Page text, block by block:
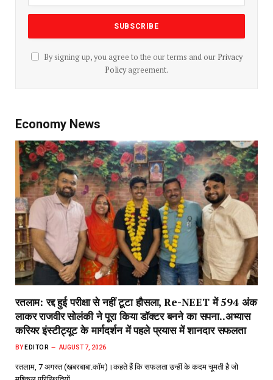
By signing up, you agree to the our terms and our Privacy
Policyagreement.
Economy News
रतलाम: रद्द हुई परीक्षा से नहीं टूटा हौसला, Re-NEET में 594 अंक
लाकर राजवीर सोलंकी ने पूरा किया डॉक्टर बनने का सपना..अभ्यास
करियर इंस्टीट्यूट के मार्गदर्शन में पहले प्रयास में शानदार सफलता
BY EDITOR AUGUST 7, 2026
रतलाम, 7 अगस्त (खबरबाबा.कॉम)।कहते हैं कि सफलता उन्हीं के कदम चूमती है जो